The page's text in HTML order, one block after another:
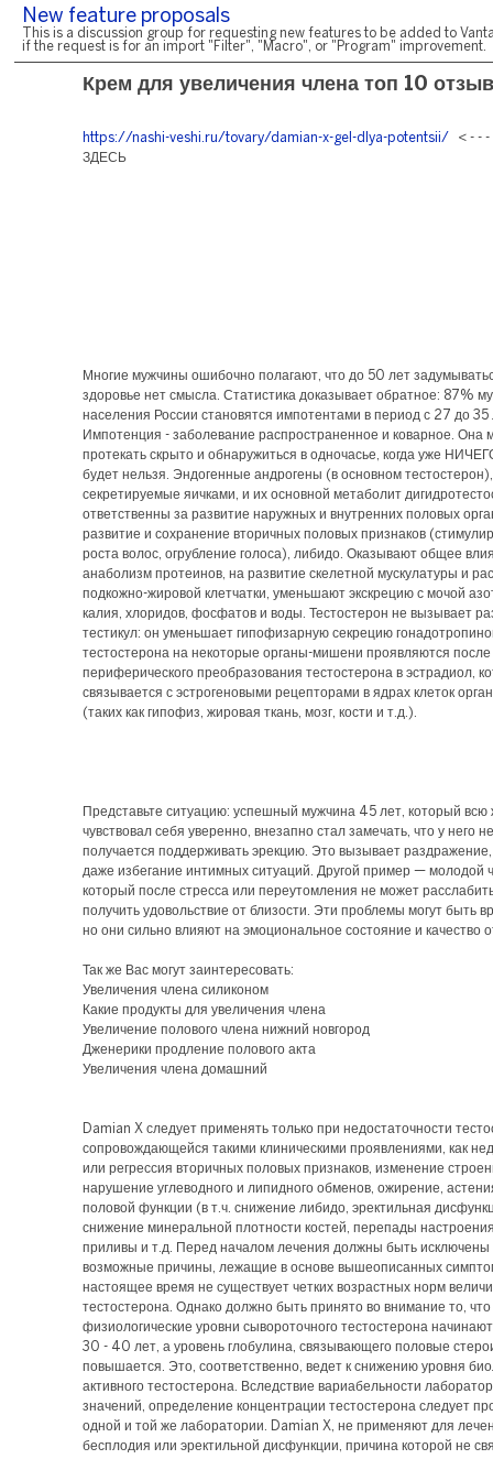
New feature proposals
This is a discussion group for requesting new features to be added to
if the request is for an import "Filter", "Macro", or "Program" improvement.
Крем для увеличения члена топ 10
https://nashi-veshi.ru/tovary/damian-x-gel-dlya-potentsii/ < - -
ЗДЕСЬ
Многие мужчины ошибочно полагают, что до 50 лет
здоровье нет смысла. Статистика доказывает обратное: 87%
населения России становятся импотентами в период с 27 до 35
Импотенция - заболевание распространенное и коварное. Она
протекать скрыто и обнаружиться в одночасье, когда уже
будет нельзя. Эндогенные андрогены (в основном тестостерон),
секретируемые яичками, и их основной метаболит
ответственны за развитие наружных и внутренних половых
развитие и сохранение вторичных половых признаков
роста волос, огрубление голоса), либидо. Оказывают общее
анаболизм протеинов, на развитие скелетной мускулатуры и
подкожно-жировой клетчатки, уменьшают экскрецию с мочой
калия, хлоридов, фосфатов и воды. Тестостерон не вызывает
тестикул: он уменьшает гипофизарную секрецию
тестостерона на некоторые органы-мишени проявляются после
периферического преобразования тестостерона в эстрадиол,
связывается с эстрогеновыми рецепторами в ядрах клеток
(таких как гипофиз, жировая ткань, мозг, кости и т.д.).
Представьте ситуацию: успешный мужчина 45 лет, который всю
чувствовал себя уверенно, внезапно стал замечать, что у него
получается поддерживать эрекцию. Это вызывает раздражение,
даже избегание интимных ситуаций. Другой пример — молодой
который после стресса или переутомления не может
получить удовольствие от близости. Эти проблемы могут быть
но они сильно влияют на эмоциональное состояние и качество
Так же Вас могут заинтересовать:
Увеличения члена силиконом
Какие продукты для увеличения члена
Увеличение полового члена нижний новгород
Дженерики продление полового акта
Увеличения члена домашний
Damian X следует применять только при недостаточности
сопровождающейся такими клиническими проявлениями, как
или регрессия вторичных половых признаков, изменение
нарушение углеводного и липидного обменов, ожирение,
половой функции (в т.ч. снижение либидо, эректильная
снижение минеральной плотности костей, перепады
приливы и т.д. Перед началом лечения должны быть исключены
возможные причины, лежащие в основе вышеописанных
настоящее время не существует четких возрастных норм
тестостерона. Однако должно быть принято во внимание то, что
физиологические уровни сывороточного тестостерона
30 - 40 лет, а уровень глобулина, связывающего половые
повышается. Это, соответственно, ведет к снижению уровня
активного тестостерона. Вследствие вариабельности
значений, определение концентрации тестостерона следует
одной и той же лаборатории. Damian X, не применяют для
бесплодия или эректильной дисфункции, причина которой не